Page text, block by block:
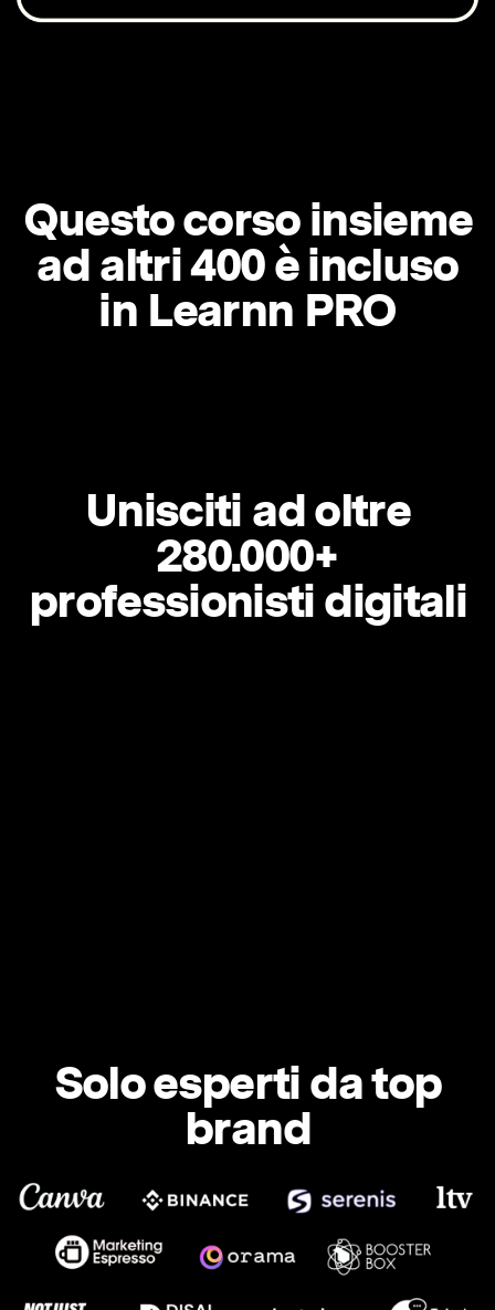
Questo corso insieme
ad altri 400 è incluso
in Learnn PRO
Unisciti ad oltre
280.000+
professionisti digitali
Solo esperti da top
brand